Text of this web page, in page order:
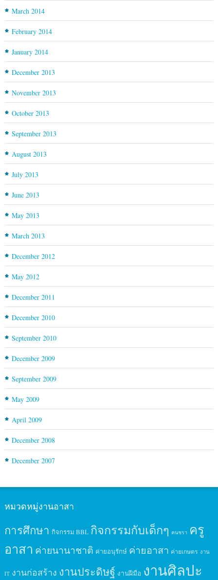
March 2014
February 2014
January 2014
December 2013
November 2013
October 2013
September 2013
August 2013
July 2013
June 2013
May 2013
March 2013
December 2012
May 2012
December 2011
December 2010
September 2010
December 2009
September 2009
May 2009
April 2009
December 2008
December 2007
หมวดหมู่งานอาสา
การศึกษา กิจกรรม BBL กิจกรรมกับเด็กๆ คนชรา ครู
อาสา ค่ายนานาชาติ ค่ายอนุรักษ์ ค่ายอาสา ค่ายเกษตร งาน
IT งานก่อสร้าง งานประดิษฐ์ งานฝีมือ งานศิลปะ